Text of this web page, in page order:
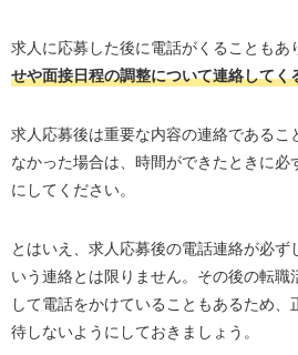
求人に応募した後に電話がくることもあ
せや面接日程の調整について連絡してく
求人応募後は重要な内容の連絡であるこ
なかった場合は、時間ができたときに必
にしてください。
とはいえ、求人応募後の電話連絡が必ず
いう連絡とは限りません。その後の転職
して電話をかけていることもあるため、
待しないようにしておきましょう。